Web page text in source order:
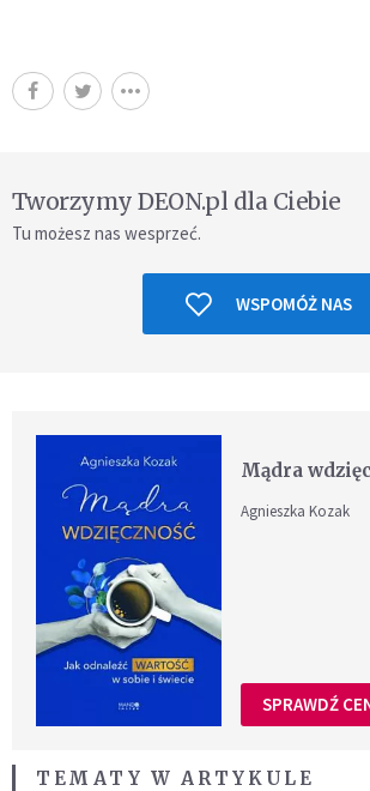
Tworzymy DEON.pl dla Ciebie
Tu możesz nas wesprzeć.
WSPOMÓŻ NAS
Mądra
Agnieszka Kozak
SPRAWDŹ
TEMATY W ARTYKULE